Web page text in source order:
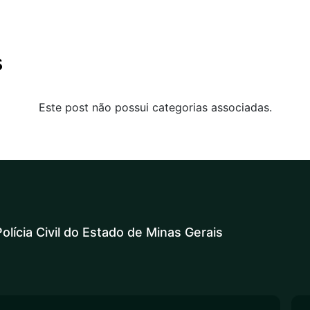
Este post não possui categorias associadas.
Civil do Estado de Minas Gerais